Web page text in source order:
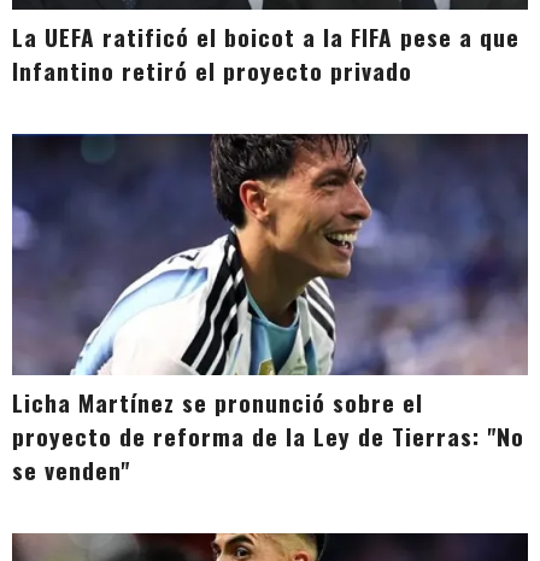
La UEFA ratificó el boicot a la FIFA pese a que
Infantino retiró el proyecto privado
Licha Martínez se pronunció sobre el
proyecto de reforma de la Ley de Tierras: "No
se venden"